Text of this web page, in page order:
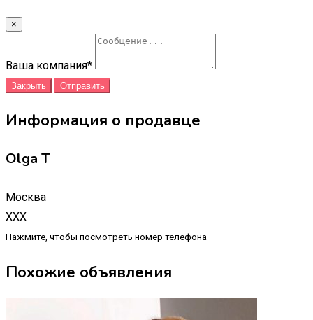
×
Ваша компания*
Закрыть Отправить
Информация о продавце
Olga T
Москва
XXX
Нажмите, чтобы посмотреть номер телефона
Похожие объявления